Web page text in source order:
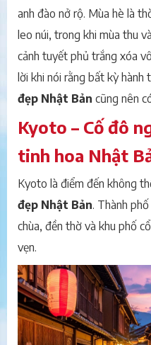
anh đào nở rộ. Mùa hè là
leo núi, trong khi mùa thu
cảnh tuyết phủ trắng xóa
lời khi nói rằng bất kỳ hành
đẹp Nhật Bản cũng nên
Kyoto – Cố đô
tinh hoa Nhật
Kyoto là điểm đến không
đẹp Nhật Bản. Thành
chùa, đền thờ và khu phố
vẹn.